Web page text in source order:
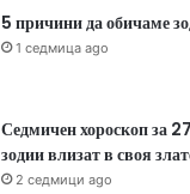
5 причини да обичаме
1 седмица ago
Седмичен хороскоп за
зодии влизат в своя
2 седмици ago